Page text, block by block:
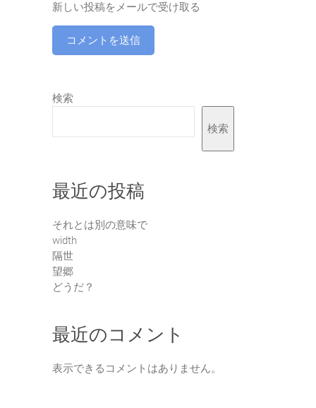
新しい投稿をメールで受け取る
検索
検索
最近の投稿
それとは別の意味で
width
隔世
望郷
どうだ？
最近のコメント
表示できるコメントはありません。